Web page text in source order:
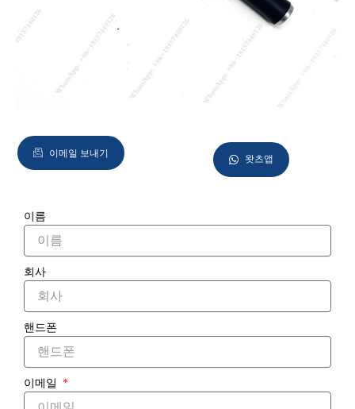
이메일 보내기 왓츠앱
이름
회사
핸드폰
이메일